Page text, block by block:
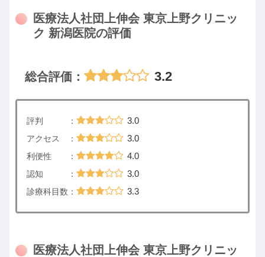
医療法人社団上伸会 東京上野クリニッ
ク 新潟医院の評価
総合評価： 3.2
評判 ： 3.0
アクセス ： 3.0
利便性 ： 4.0
認知 ： 3.0
診療科目数： 3.3
医療法人社団上伸会 東京上野クリニッ